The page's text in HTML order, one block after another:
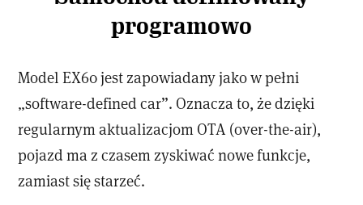
programowo
Model EX60 jest zapowiadany jako w pełni
„software-defined car”. Oznacza to, że dzięki
regularnym aktualizacjom OTA (over-the-air),
pojazd ma z czasem zyskiwać nowe funkcje,
zamiast się starzeć.